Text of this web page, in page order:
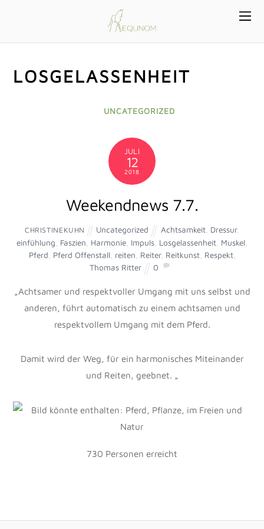
LOSGELASSENHEIT
UNCATEGORIZED
JULI
12
2018
Weekendnews 7.7.
CHRISTINEKUHN Uncategorized Achtsamkeit, Dressur,
einfühlung, Faszien, Harmonie, Impuls, Losgelassenheit, Muskel,
Pferd, Pferd Offenstall, reiten, Reiter, Reitkunst, Respekt,
Thomas Ritter
0
„Achtsamer und respektvoller Umgang mit uns selbst und
anderen, führt automatisch zu einem achtsamen und
respektvollem Umgang mit dem Pferd.
Damit wird der Weg, für ein harmonisches Miteinander
und Reiten, geebnet. „
730 Personen erreicht